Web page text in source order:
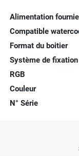
Alimentation fournie
Compatible
Format du boitier
Système de
RGB
Couleur
N° Série